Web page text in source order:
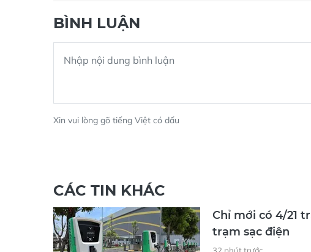
BÌNH LUẬN
Xin vui lòng gõ tiếng Việt có dấu
CÁC TIN KHÁC
Chỉ mới có 4/21
trạm sạc điện